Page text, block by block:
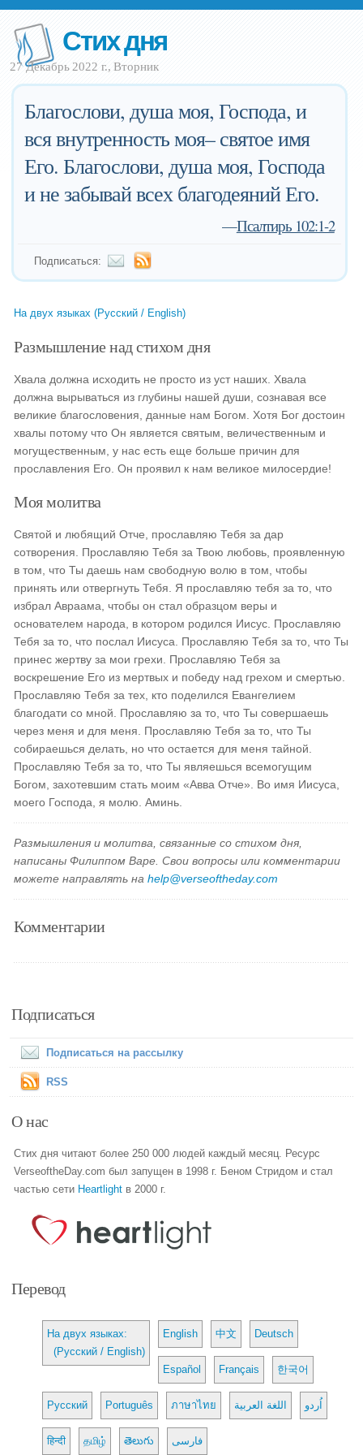
Стих дня
27 Декабрь 2022 г., Вторник
Благослови, душа моя, Господа, и
вся внутренность моя– святое имя
Его. Благослови, душа моя, Господа
и не забывай всех благодеяний Его.
—Псалтирь 102:1-2
Подписаться:
На двух языках (Русский / English)
Размышление над стихом дня
Хвала должна исходить не просто из уст наших. Хвала
должна вырываться из глубины нашей души, сознавая все
великие благословения, данные нам Богом. Хотя Бог достоин
хвалы потому что Он является святым, величественным и
могущественным, у нас есть еще больше причин для
прославления Его. Он проявил к нам великое милосердие!
Моя молитва
Святой и любящий Отче, прославляю Тебя за дар
сотворения. Прославляю Тебя за Твою любовь, проявленную
в том, что Ты даешь нам свободную волю в том, чтобы
принять или отвергнуть Тебя. Я прославляю тебя за то, что
избрал Авраама, чтобы он стал образцом веры и
основателем народа, в котором родился Иисус. Прославляю
Тебя за то, что послал Иисуса. Прославляю Тебя за то, что Ты
принес жертву за мои грехи. Прославляю Тебя за
воскрешение Его из мертвых и победу над грехом и смертью.
Прославляю Тебя за тех, кто поделился Евангелием
благодати со мной. Прославляю за то, что Ты совершаешь
через меня и для меня. Прославляю Тебя за то, что Ты
собираешься делать, но что остается для меня тайной.
Прославляю Тебя за то, что Ты являешься всемогущим
Богом, захотевшим стать моим «Авва Отче». Во имя Иисуса,
моего Господа, я молю. Аминь.
Размышления и молитва, связанные со стихом дня,
написаны Филиппом Варе. Свои вопросы или комментарии
можете направлять наhelp@verseoftheday.com
Комментарии
Подписаться
Подписаться на рассылку
RSS
О нас
Стих дня читают более 250 000 людей каждый месяц. Ресурс
VerseoftheDay.com был запущен в 1998 г. Беном Стридом и стал
частью сети Heartlight в 2000 г.
Перевод
На двух языках:
(Русский / English)
English 中文 Deutsch
Español Français 한국어
Русский Português ภาษาไทย اللغة العربية اُردو
हिन्दी தமிழ் తెలుగు فارسی